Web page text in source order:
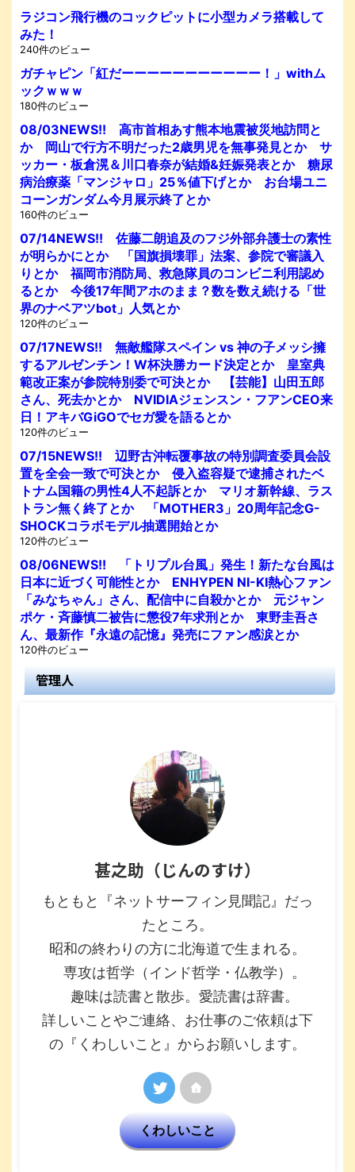
ラジコン飛行機のコックピットに小型カメラ搭載して
みた！
240件のビュー
ガチャピン「紅だーーーーーーーーーーー！」withム
ックｗｗｗ
180件のビュー
08/03NEWS!! 高市首相あす熊本地震被災地訪問と
か 岡山で行方不明だった2歳男児を無事発見とか サ
ッカー・板倉滉＆川口春奈が結婚&妊娠発表とか 糖尿
病治療薬「マンジャロ」25％値下げとか お台場ユニ
コーンガンダム今月展示終了とか
160件のビュー
07/14NEWS!! 佐藤二朗追及のフジ外部弁護士の素性
が明らかにとか 「国旗損壊罪」法案、参院で審議入
りとか 福岡市消防局、救急隊員のコンビニ利用認め
るとか 今後17年間アホのまま？数を数え続ける「世
界のナベアツbot」人気とか
120件のビュー
07/17NEWS!! 無敵艦隊スペイン vs 神の子メッシ擁
するアルゼンチン！W杯決勝カード決定とか 皇室典
範改正案が参院特別委で可決とか 【芸能】山田五郎
さん、死去かとか NVIDIAジェンスン・フアンCEO来
日！アキバGiGOでセガ愛を語るとか
120件のビュー
07/15NEWS!! 辺野古沖転覆事故の特別調査委員会設
置を全会一致で可決とか 侵入盗容疑で逮捕されたベ
トナム国籍の男性4人不起訴とか マリオ新幹線、ラス
トラン無く終了とか 「MOTHER3」20周年記念G-
SHOCKコラボモデル抽選開始とか
120件のビュー
08/06NEWS!! 「トリプル台風」発生！新たな台風は
日本に近づく可能性とか ENHYPEN NI-KI熱心ファン
「みなちゃん」さん、配信中に自殺かとか 元ジャン
ポケ・斉藤慎二被告に懲役7年求刑とか 東野圭吾さ
ん、最新作『永遠の記憶』発売にファン感涙とか
120件のビュー
管理人
甚之助（じんのすけ）
もともと『ネットサーフィン見聞記』だっ
たところ。
昭和の終わりの方に北海道で生まれる。
専攻は哲学（インド哲学・仏教学）。
趣味は読書と散歩。愛読書は辞書。
詳しいことやご連絡、お仕事のご依頼は下
の『くわしいこと』からお願いします。
くわしいこと